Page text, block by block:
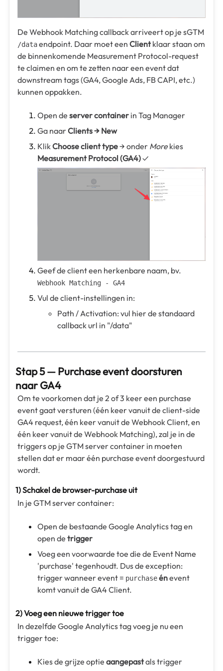
De Webhook Matching callback arriveert op je sGTM
/dataendpoint. Daar moet een Clientklaar staan om
de binnenkomende Measurement Protocol-request
te claimen en om te zetten naar een event dat
downstream tags (GA4, Google Ads, FB CAPI, etc.)
kunnen oppakken.
Open de server container in Tag Manager
Ga naarClients → New
KlikChoose client type→ onder Morekies
Measurement Protocol (GA4)✓
Geef de client een herkenbare naam, bv.
Webhook Matching - GA4
Vul de client-instellingen in:
Path / Activation: vul hier de standaard
callback url in "/data"
Stap 5 — Purchase event doorsturen
naar GA4
Om te voorkomen dat je 2 of 3 keer een purchase
event gaat versturen (één keer vanuit de client-side
GA4 request, één keer vanuit de Webhook Client, en
één keer vanuit de Webhook Matching), zal je in de
triggers op je GTM server container in moeten
stellen dat er maar één purchase event doorgestuurd
wordt.
1) Schakel de browser-purchase uit
In je GTM server container:
Open de bestaande Google Analytics tag en
open de trigger
Voeg een voorwaarde toe die de Event Name
'purchase' tegenhoudt. Dus de exception:
trigger wanneer event = purchaseénevent
komt vanuit de GA4 Client.
2) Voeg een nieuwe trigger toe
In dezelfde Google Analytics tag voeg je nu een
trigger toe:
Kies de grijze optie aangepastals trigger